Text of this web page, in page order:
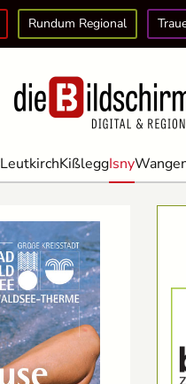
Rundum Regional
LeutkirchKißleggIsny